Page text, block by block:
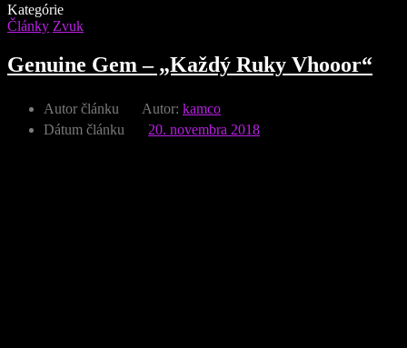
Kategórie
Články Zvuk
Genuine Gem – „Každý Ruky Vhooor“
Autor článku Autor: kamco
Dátum článku
20. novembra 2018